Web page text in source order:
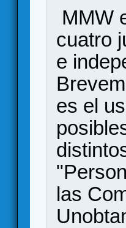
MMW
cuatro
e
es el
las